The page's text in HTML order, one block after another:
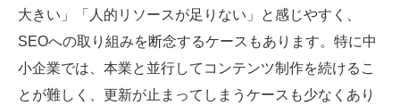
大きい」「人的リソースが足りない」と感じやすく、
SEOへの取り組みを断念するケースもあります。特に中
小企業では、本業と並行してコンテンツ制作を続けるこ
とが難しく、更新が止まってしまうケースも少なくあり